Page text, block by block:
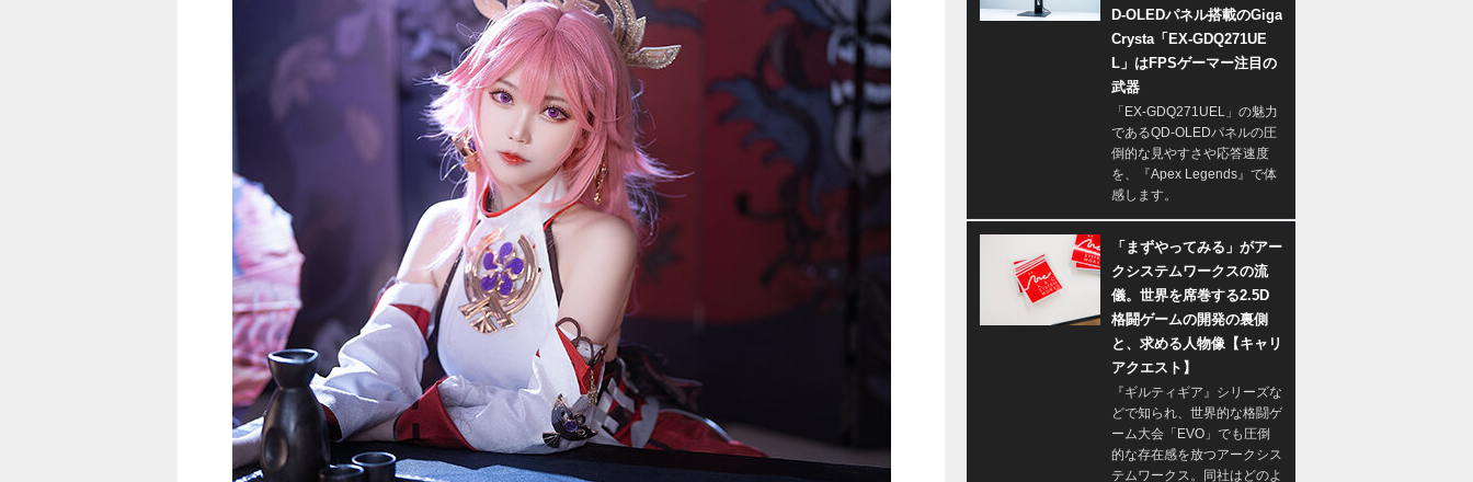
D-OLEDパネル搭載のGiga
Crysta「EX-GDQ271UE
L」はFPSゲーマー注目の
武器
「EX-GDQ271UEL」の魅力
であるQD-OLEDパネルの圧
倒的な見やすさや応答速度
を、『Apex Legends』で体
感します。
「まずやってみる」がアー
クシステムワークスの流
儀。世界を席巻する2.5D
格闘ゲームの開発の裏側
と、求める人物像【キャリ
アクエスト】
『ギルティギア』シリーズな
どで知られ、世界的な格闘ゲ
ーム大会「EVO」でも圧倒
的な存在感を放つアークシス
テムワークス。同社はどのよ